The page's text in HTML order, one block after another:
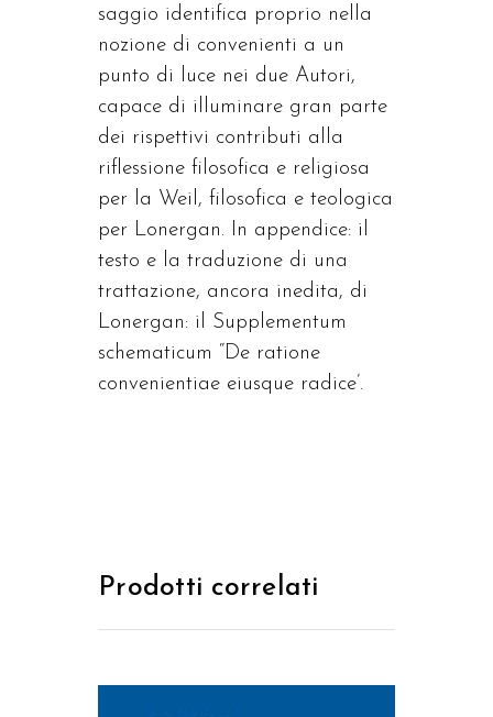
saggio identifica proprio nella
nozione di convenienti a un
punto di luce nei due Autori,
capace di illuminare gran parte
dei rispettivi contributi alla
riflessione filosofica e religiosa
per la Weil, filosofica e teologica
per Lonergan. In appendice: il
testo e la traduzione di una
trattazione, ancora inedita, di
Lonergan: il Supplementum
schematicum “De ratione
convenientiae eiusque radice’.
Prodotti correlati